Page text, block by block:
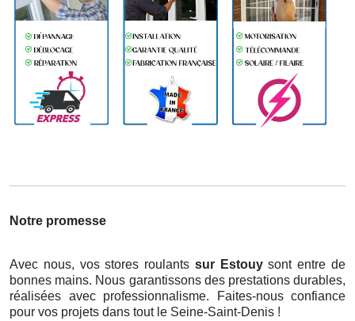
Notre promesse
Avec nous, vos stores roulants sur Estouysont entre de
bonnes mains. Nous garantissons des prestations durables,
réalisées avec professionnalisme. Faites-nous confiance
pour vos projets dans tout le Seine-Saint-Denis !